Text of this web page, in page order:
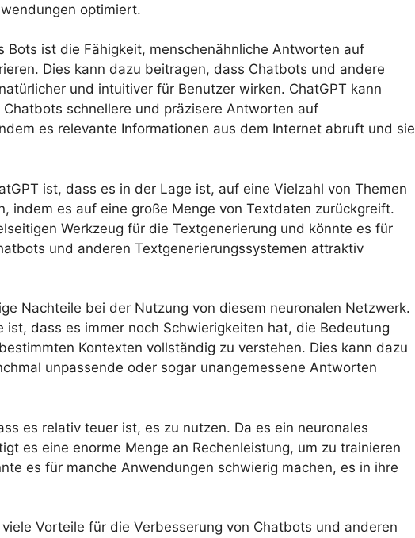
optimiert.
Bots ist die Fähigkeit, menschenähnliche Antworten auf
Dies kann dazu beitragen, dass Chatbots und andere
und intuitiver für Benutzer wirken. ChatGPT kann
schnellere und präzisere Antworten auf
es relevante Informationen aus dem Internet abruft und sie
ist, dass es in der Lage ist, auf eine Vielzahl von Themen
indem es auf eine große Menge von Textdaten zurückgreift.
Werkzeug für die Textgenerierung und könnte es für
und anderen Textgenerierungssystemen attraktiv
Nachteile bei der Nutzung von diesem neuronalen Netzwerk.
ist, dass es immer noch Schwierigkeiten hat, die Bedeutung
Kontexten vollständig zu verstehen. Dies kann dazu
unpassende oder sogar unangemessene Antworten
es relativ teuer ist, es zu nutzen. Da es ein neuronales
es eine enorme Menge an Rechenleistung, um zu trainieren
es für manche Anwendungen schwierig machen, es in ihre
Vorteile für die Verbesserung von Chatbots und anderen